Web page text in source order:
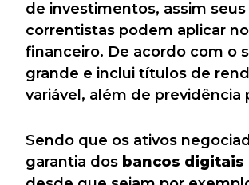
de investimentos, assim seus
correntistas podem aplicar
financeiro. De acordo com o
grande e inclui títulos de
variável, além de previdência
Sendo que os ativos
garantia dos bancos digitais